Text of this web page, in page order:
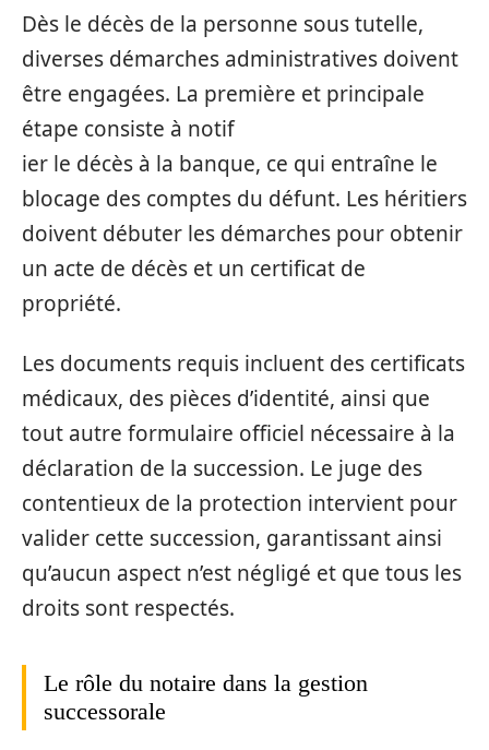
Dès le décès de la personne sous tutelle,
diverses démarches administratives doivent
être engagées. La première et principale
étape consiste à notif
ier le décès à la banque, ce qui entraîne le
blocage des comptes du défunt. Les héritiers
doivent débuter les démarches pour obtenir
un acte de décès et un certificat de
propriété.
Les documents requis incluent des certificats
médicaux, des pièces d’identité, ainsi que
tout autre formulaire officiel nécessaire à la
déclaration de la succession. Le juge des
contentieux de la protection intervient pour
valider cette succession, garantissant ainsi
qu’aucun aspect n’est négligé et que tous les
droits sont respectés.
Le rôle du notaire dans la gestion
successorale